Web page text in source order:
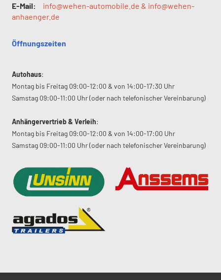
E-Mail:
info@wehen-automobile.de & info@wehen-
anhaenger.de
Öffnungszeiten
Autohaus:
Montag bis Freitag 09:00-12:00 & von 14:00-17:30 Uhr
Samstag 09:00-11:00 Uhr (oder nach telefonischer Vereinbarung)
Anhängervertrieb & Verleih:
Montag bis Freitag 09:00-12:00 & von 14:00-17:00 Uhr
Samstag 09:00-11:00 Uhr (oder nach telefonischer Vereinbarung)